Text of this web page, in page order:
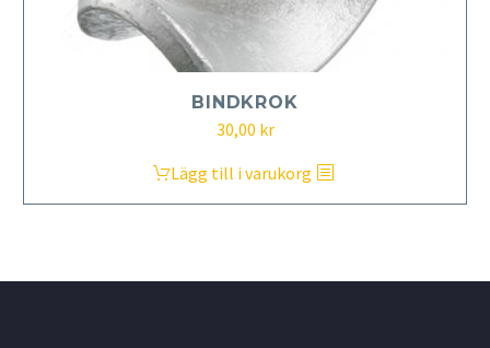
BINDKROK
30,00 kr
Lägg till i varukorg